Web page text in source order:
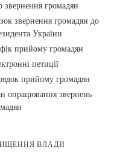
звернення громадян
звернення громадян до
України
прийому громадян
петиції
прийому громадян
опрацювання звернень
ВЛАДИ